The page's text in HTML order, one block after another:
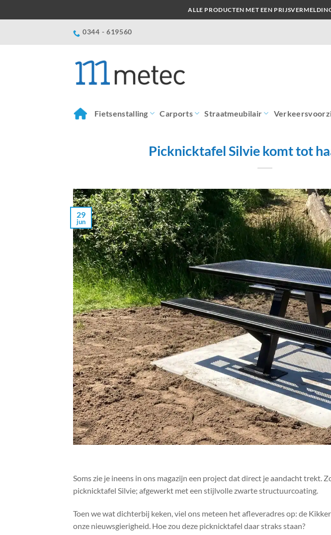
naar
ALLE PRODUCTEN MET EEN
0344 - 619560
Fietsenstalling Carports Straatmeubilair
Picknicktafel Silvie komt tot
29
jun
Soms zie je ineens in ons magazijn een project dat direct je aandacht trekt.
picknicktafel Silvie; afgewerkt met een stijlvolle zwarte structuurcoating.
Toen we wat dichterbij keken, viel ons meteen het afleveradres op: de
onze nieuwsgierigheid. Hoe zou deze picknicktafel daar straks staan?